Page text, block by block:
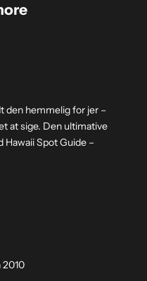
den hemmelig for jer –
at sige. Den ultimative
Hawaii Spot Guide –
2010